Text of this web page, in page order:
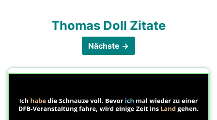
Thomas Doll Zitate
Nächste →